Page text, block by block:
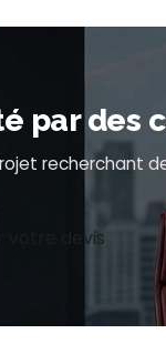
par des
recherchant
votre devis